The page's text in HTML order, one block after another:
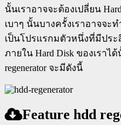
นั้นเราอาจจะต้องเปลี่ยน
เบาๆ นั้นบางครั้งเราอาจจะ
เป็นโปรแรกมตัวหนึ่งที่มีปร
ภายใน Hard Disk ของเราได้
regenerator จะมีดังนี้
Feature hdd